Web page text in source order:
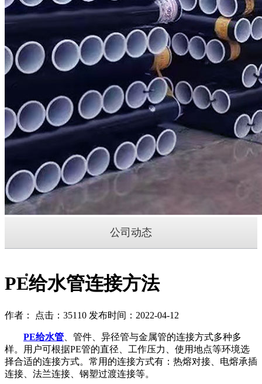
公司动态
PE给水管连接方法
作者： 点击：35110 发布时间：2022-04-12
PE给水管 、管件、异径管与金属管的连接方式多种多
样。用户可根据PE管的直径、工作压力、使用地点等环境选
择合适的连接方式。常用的连接方式有：热熔对接、电熔承插
连接、法兰连接、钢塑过渡连接等。